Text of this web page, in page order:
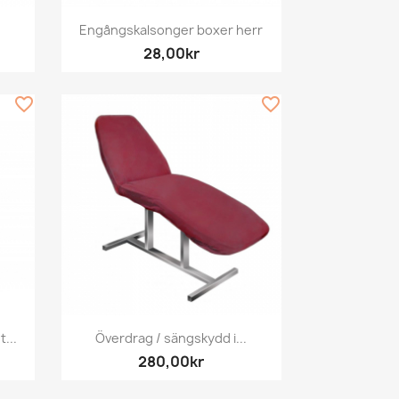
Snabbvy
Engångskalsonger boxer herr
28,00kr
favorite_border
Snabbvy
Överdrag / sängskydd i...
280,00kr
favorite_border